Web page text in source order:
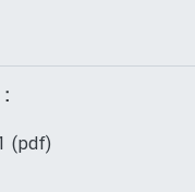
:
(pdf)